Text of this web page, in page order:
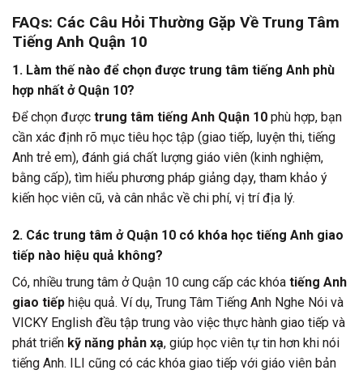
FAQs: Các Câu Hỏi Thường Gặp Về Trung Tâm
Tiếng Anh Quận 10
1. Làm thế nào để chọn được trung tâm tiếng Anh phù
hợp nhất ở Quận 10?
Để chọn được trung tâm tiếng Anh Quận 10 phù hợp, bạn
cần xác định rõ mục tiêu học tập (giao tiếp, luyện thi, tiếng
Anh trẻ em), đánh giá chất lượng giáo viên (kinh nghiệm,
bằng cấp), tìm hiểu phương pháp giảng dạy, tham khảo ý
kiến học viên cũ, và cân nhắc về chi phí, vị trí địa lý.
2. Các trung tâm ở Quận 10 có khóa học tiếng Anh giao
tiếp nào hiệu quả không?
Có, nhiều trung tâm ở Quận 10 cung cấp các khóa tiếng Anh
giao tiếp hiệu quả. Ví dụ, Trung Tâm Tiếng Anh Nghe Nói và
VICKY English đều tập trung vào việc thực hành giao tiếp và
phát triển kỹ năng phản xạ, giúp học viên tự tin hơn khi nói
tiếng Anh. ILI cũng có các khóa giao tiếp với giáo viên bản